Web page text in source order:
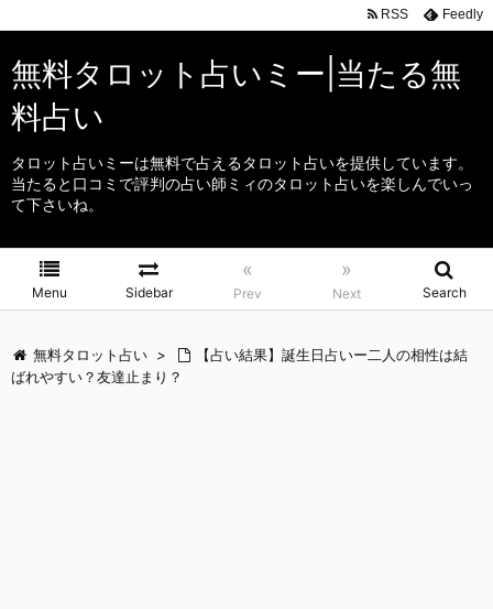
無料タロット占いミー|当たる無
料占い
タロット占いミーは無料で占えるタロット占いを提供しています。
当たると口コミで評判の占い師ミィのタロット占いを楽しんでいっ
て下さいね。
Menu Sidebar
«
Prev
»
Next Search
RSS Feedly
無料タロット占い >
【占い結果】誕生日占いー二人の相性は結
ばれやすい？友達止まり？